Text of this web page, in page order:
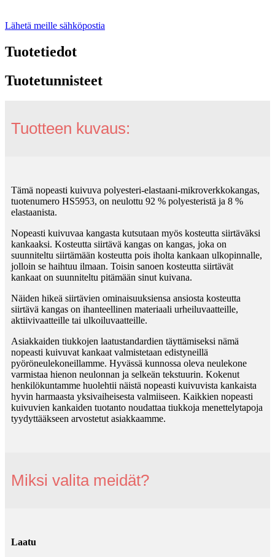
Lähetä meille sähköpostia
Tuotetiedot
Tuotetunnisteet
Tuotteen kuvaus:
Tämä nopeasti kuivuva polyesteri-elastaani-mikroverkkokangas,
tuotenumero HS5953, on neulottu 92 % polyesteristä ja 8 %
elastaanista.
Nopeasti kuivuvaa kangasta kutsutaan myös kosteutta siirtäväksi
kankaaksi. Kosteutta siirtävä kangas on kangas, joka on
suunniteltu siirtämään kosteutta pois iholta kankaan ulkopinnalle,
jolloin se haihtuu ilmaan. Toisin sanoen kosteutta siirtävät
kankaat on suunniteltu pitämään sinut kuivana.
Näiden hikeä siirtävien ominaisuuksiensa ansiosta kosteutta
siirtävä kangas on ihanteellinen materiaali urheiluvaatteille,
aktiivivaatteille tai ulkoiluvaatteille.
Asiakkaiden tiukkojen laatustandardien täyttämiseksi nämä
nopeasti kuivuvat kankaat valmistetaan edistyneillä
pyöröneulekoneillamme. Hyvässä kunnossa oleva neulekone
varmistaa hienon neulonnan ja selkeän tekstuurin. Kokenut
henkilökuntamme huolehtii näistä nopeasti kuivuvista kankaista
hyvin harmaasta yksivaiheisesta valmiiseen. Kaikkien nopeasti
kuivuvien kankaiden tuotanto noudattaa tiukkoja menettelytapoja
tyydyttääkseen arvostetut asiakkaamme.
Miksi valita meidät?
Laatu